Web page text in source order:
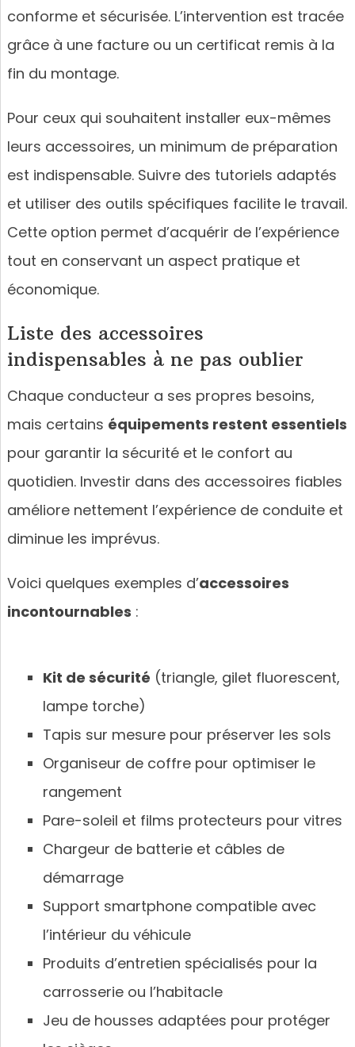
conforme et sécurisée. L’intervention est tracée
grâce à une facture ou un certificat remis à la
fin du montage.
Pour ceux qui souhaitent installer eux-mêmes
leurs accessoires, un minimum de préparation
est indispensable. Suivre des tutoriels adaptés
et utiliser des outils spécifiques facilite le travail.
Cette option permet d’acquérir de l’expérience
tout en conservant un aspect pratique et
économique.
Liste des accessoires
indispensables à ne pas oublier
Chaque conducteur a ses propres besoins,
mais certains équipements restent essentiels
pour garantir la sécurité et le confort au
quotidien. Investir dans des accessoires fiables
améliore nettement l’expérience de conduite et
diminue les imprévus.
Voici quelques exemples d’accessoires
incontournables :
Kit de sécurité (triangle, gilet fluorescent,
lampe torche)
Tapis sur mesure pour préserver les sols
Organiseur de coffre pour optimiser le
rangement
Pare-soleil et films protecteurs pour vitres
Chargeur de batterie et câbles de
démarrage
Support smartphone compatible avec
l’intérieur du véhicule
Produits d’entretien spécialisés pour la
carrosserie ou l’habitacle
Jeu de housses adaptées pour protéger